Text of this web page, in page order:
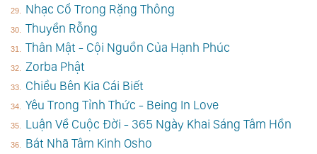
Nhạc Cổ Trong Rặng Thông
Thuyền Rỗng
Thân Mật - Cội Nguồn Của Hạnh Phúc
Zorba Phật
Chiều Bên Kia Cái Biết
Yêu Trong Tỉnh Thức - Being In Love
Luận Về Cuộc Đời - 365 Ngày Khai Sáng Tâm Hồn
Bát Nhã Tâm Kinh Osho